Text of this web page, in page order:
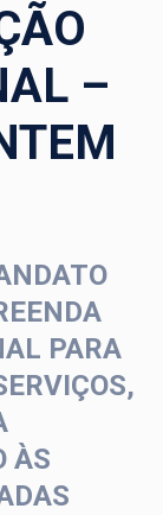
–
PARA
ÀS